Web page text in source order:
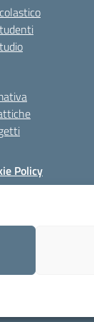
Policy
721159 -